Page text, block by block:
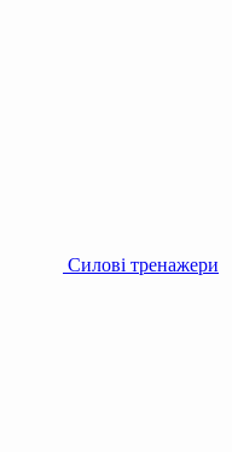
Силові тренажери